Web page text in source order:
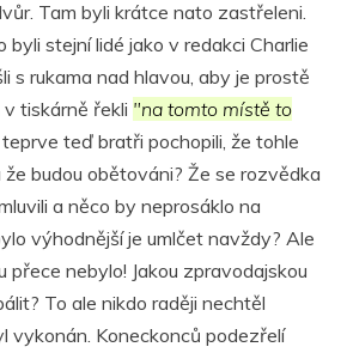
Tam byli krátce nato zastřeleni.
byli stejní lidé jako v redakci Charlie
s rukama nad hlavou, aby je prostě
tiskárně řekli "na tomto místě to
teď bratři pochopili, že tohle
budou obětováni? Že se rozvědka
a něco by neprosáklo na
výhodnější je umlčet navždy? Ale
přece nebylo! Jakou zpravodajskou
To ale nikdo raději nechtěl
vykonán. Koneckonců podezřelí